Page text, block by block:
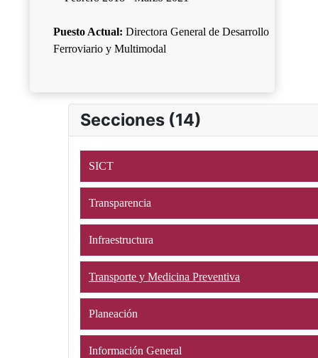
Puesto Actual: Directora General de Desarrollo
Ferroviario y Multimodal
Secciones (14)
SICT
Transparencia
Infraestructura
Transporte y Medicina Preventiva
Planeación
Información General